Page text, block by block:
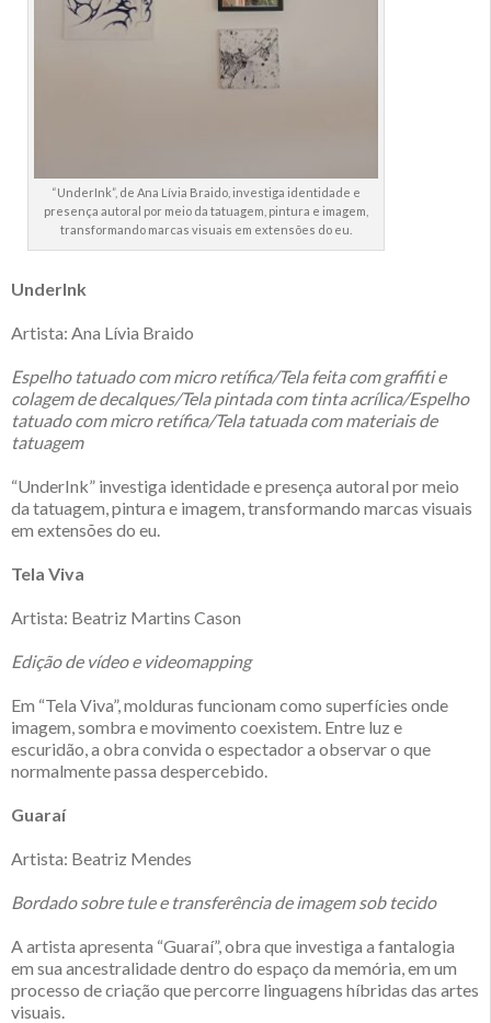
“UnderInk”, de Ana Lívia Braido, investiga identidade e
presença autoral por meio da tatuagem, pintura e imagem,
transformando marcas visuais em extensões do eu.
UnderInk
Artista: Ana Lívia Braido
Espelho tatuado com micro retífica/Tela feita com graffiti e
colagem de decalques/Tela pintada com tinta acrílica/Espelho
tatuado com micro retífica/Tela tatuada com materiais de
tatuagem
“UnderInk” investiga identidade e presença autoral por meio
da tatuagem, pintura e imagem, transformando marcas visuais
em extensões do eu.
Tela Viva
Artista: Beatriz Martins Cason
Edição de vídeo e videomapping
Em “Tela Viva”, molduras funcionam como superfícies onde
imagem, sombra e movimento coexistem. Entre luz e
escuridão, a obra convida o espectador a observar o que
normalmente passa despercebido.
Guaraí
Artista: Beatriz Mendes
Bordado sobre tule e transferência de imagem sob tecido
A artista apresenta “Guaraí”, obra que investiga a fantalogia
em sua ancestralidade dentro do espaço da memória, em um
processo de criação que percorre linguagens híbridas das artes
visuais.